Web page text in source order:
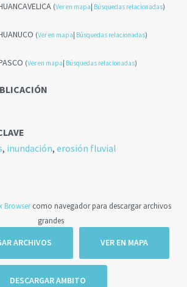
(Ver en mapa Búsquedas relacionadas)
(Ver en mapa Búsquedas relacionadas)
(Ver en mapa Búsquedas relacionadas)
, inundación, erosión fluvial
Browsercomo navegador para descargar archivos
grandes
ARCHIVOS VER EN MAPA
DESCARGAR AMBITO